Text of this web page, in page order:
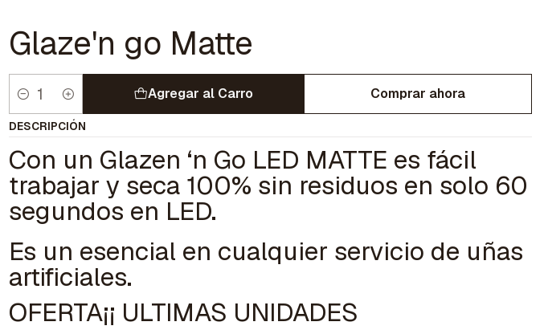
Glaze'n go Matte
Cantidad
Agregar al Carro Comprar ahora
DESCRIPCIÓN
Con un Glazen ‘n Go LED MATTE es fácil
trabajar y seca 100% sin residuos en solo 60
segundos en LED.
Es un esencial en cualquier servicio de uñas
artificiales.
OFERTA¡¡ ULTIMAS UNIDADES